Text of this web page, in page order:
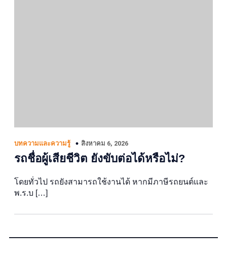
บทความและความรู้ สิงหาคม 6, 2026
รถชื่อผู้เสียชีวิต ยังขับต่อได้หรือไม่?
โดยทั่วไป รถยังสามารถใช้งานได้ หากมีภาษีรถยนต์และ
พ.ร.บ […]